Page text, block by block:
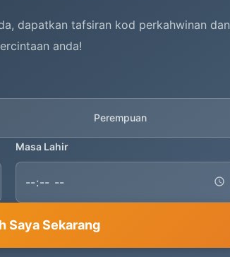
dapatkan tafsiran kod perkahwinan dan
anda!
Perempuan
Masa Lahir
Saya Sekarang